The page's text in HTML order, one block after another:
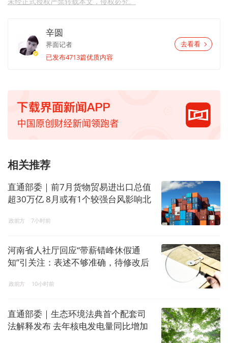
辛圆
界面记者
已发布4713篇优质内容
去看看
相关推荐
直通部委｜前7月货物贸易进出口总值
超30万亿 8月或有1个较强台风影响北
政前方 7小时前
河南省人社厅回应“带薪错峰休假通
知”引关注：表述不够准确，待修改后
政前方 10小时前
直通部委｜生态环境法典首个配套司
法解释发布 去年核电发电量同比增加